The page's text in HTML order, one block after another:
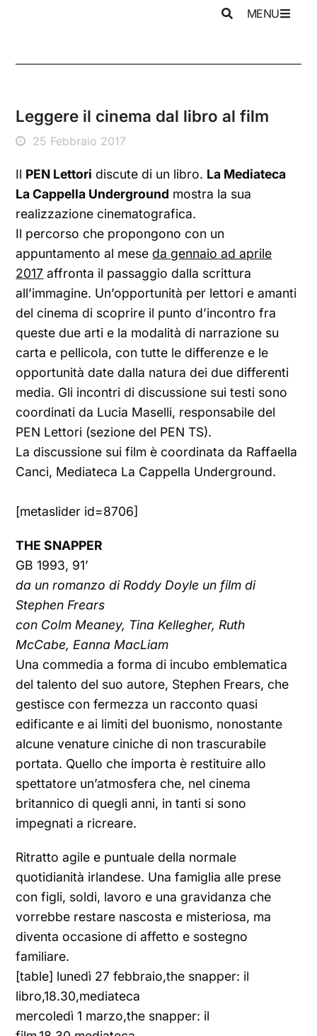
MENU
Leggere il cinema dal libro al film
25 Febbraio 2017
Il PEN Lettori discute di un libro. La Mediateca
La Cappella Underground mostra la sua
realizzazione cinematografica.
Il percorso che propongono con un
appuntamento al mese da gennaio ad aprile
2017 affronta il passaggio dalla scrittura
all’immagine. Un’opportunità per lettori e amanti
del cinema di scoprire il punto d’incontro fra
queste due arti e la modalità di narrazione su
carta e pellicola, con tutte le differenze e le
opportunità date dalla natura dei due differenti
media. Gli incontri di discussione sui testi sono
coordinati da Lucia Maselli, responsabile del
PEN Lettori (sezione del PEN TS).
La discussione sui film è coordinata da Raffaella
Canci, Mediateca La Cappella Underground.
[metaslider id=8706]
THE SNAPPER
GB 1993, 91’
da un romanzo di Roddy Doyle un film di
Stephen Frears
con Colm Meaney, Tina Kellegher, Ruth
McCabe, Eanna MacLiam
Una commedia a forma di incubo emblematica
del talento del suo autore, Stephen Frears, che
gestisce con fermezza un racconto quasi
edificante e ai limiti del buonismo, nonostante
alcune venature ciniche di non trascurabile
portata. Quello che importa è restituire allo
spettatore un’atmosfera che, nel cinema
britannico di quegli anni, in tanti si sono
impegnati a ricreare.
Ritratto agile e puntuale della normale
quotidianità irlandese. Una famiglia alle prese
con figli, soldi, lavoro e una gravidanza che
vorrebbe restare nascosta e misteriosa, ma
diventa occasione di affetto e sostegno
familiare.
[table] lunedì 27 febbraio,the snapper: il
libro,18.30,mediateca
mercoledì 1 marzo,the snapper: il